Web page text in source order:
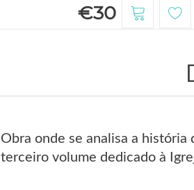
€30
Obra onde se analisa a
terceiro volume dedicado à